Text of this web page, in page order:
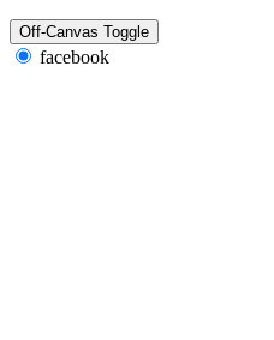
Off-Canvas Toggle
facebook